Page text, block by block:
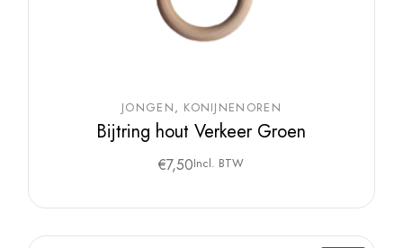
JONGEN KONIJNENOREN
Bijtring hout Verkeer Groen
€7,50Incl. BTW